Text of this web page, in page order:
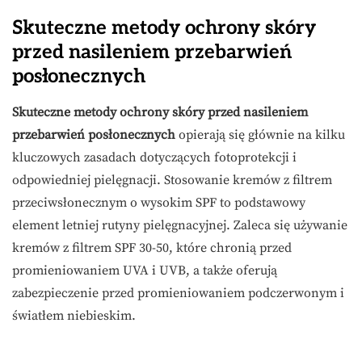
Skuteczne metody ochrony skóry
przed nasileniem przebarwień
posłonecznych
Skuteczne metody ochrony skóry przed nasileniem
przebarwień posłonecznych opierają się głównie na kilku
kluczowych zasadach dotyczących fotoprotekcji i
odpowiedniej pielęgnacji. Stosowanie kremów z filtrem
przeciwsłonecznym o wysokim SPF to podstawowy
element letniej rutyny pielęgnacyjnej. Zaleca się używanie
kremów z filtrem SPF 30-50, które chronią przed
promieniowaniem UVA i UVB, a także oferują
zabezpieczenie przed promieniowaniem podczerwonym i
światłem niebieskim.